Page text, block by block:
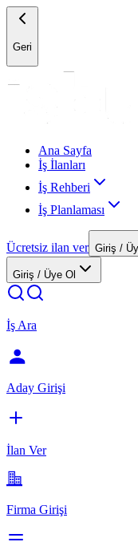
Geri
Ana Sayfa
İş İlanları
İş Rehberi
İş Planlaması
Ücretsiz ilan ver Giriş /
Giriş / Üye Ol
İş Ara
Aday Girişi
İlan Ver
Firma Girişi